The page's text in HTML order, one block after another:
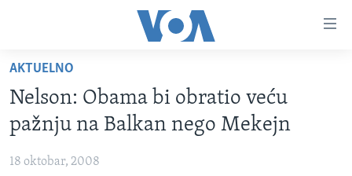
glavni
sadržaj
na
glavnu
NASLOVNA
RUBRIKE
AMERIKA
BALKAN
TV PROGRAM
OTVORENI STUDIO
AKTUELNO
Nelson: Obama bi obratio veću
pažnju na Balkan nego Mekejn
18 oktobar, 2008